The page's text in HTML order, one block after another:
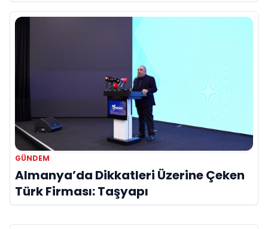
GÜNDEM
Almanya’da Dikkatleri Üzerine Çeken
Türk Firması: Taşyapı